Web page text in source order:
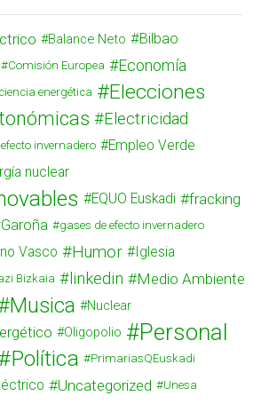
Balance Neto Bilbao
Comisión Europea Economía
energética Elecciones
Electricidad
invernadero Empleo Verde
nuclear
EQUO Euskadi fracking
Garoña gases de efecto invernadero
Vasco Humor Iglesia
Bizkaia linkedin Medio Ambiente
Musica Nuclear
Oligopolio Personal
Política
PrimariasQEuskadi
Uncategorized Unesa